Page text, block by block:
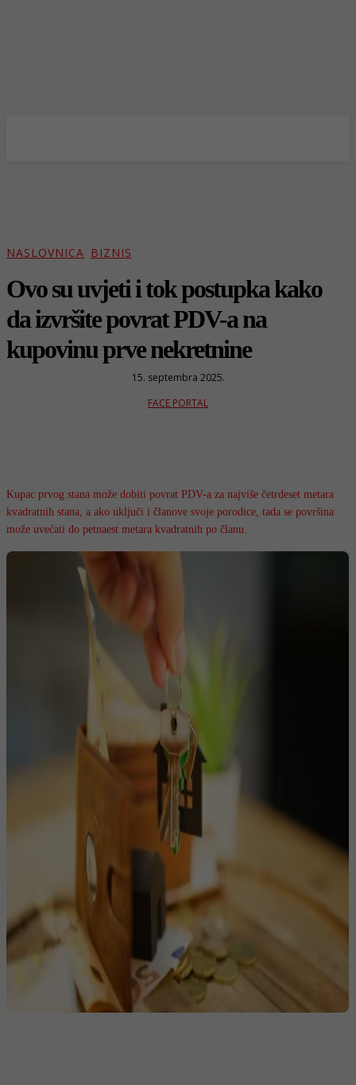
NASLOVNICA BIZNIS
Ovo su uvjeti i tok postupka kako
da izvršite povrat PDV-a na
kupovinu prve nekretnine
15. septembra 2025.
FACE PORTAL
Kupac prvog stana može dobiti povrat PDV-a za najviše četrdeset metara
kvadratnih stana, a ako uključi i članove svoje porodice, tada se površina
može uvećati do petnaest metara kvadratnih po članu.